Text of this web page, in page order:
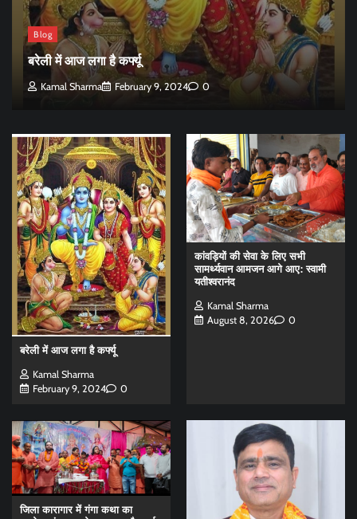
Blog
बरेली में आज लगा है कर्फ्यू
Kamal Sharma February 9, 2024 0
बरेली में आज लगा है कर्फ्यू
Kamal Sharma
February 9, 2024
0
कांवड़ियों की सेवा के लिए सभी
सामर्थ्यवान आमजन आगे आए: स्वामी
यतीश्वरानंद
Kamal Sharma
August 8, 2026
0
जिला कारागार में गंगा कथा का